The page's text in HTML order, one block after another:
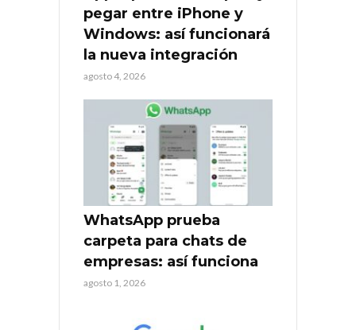
pegar entre iPhone y
Windows: así funcionará
la nueva integración
agosto 4, 2026
WhatsApp prueba
carpeta para chats de
empresas: así funciona
agosto 1, 2026